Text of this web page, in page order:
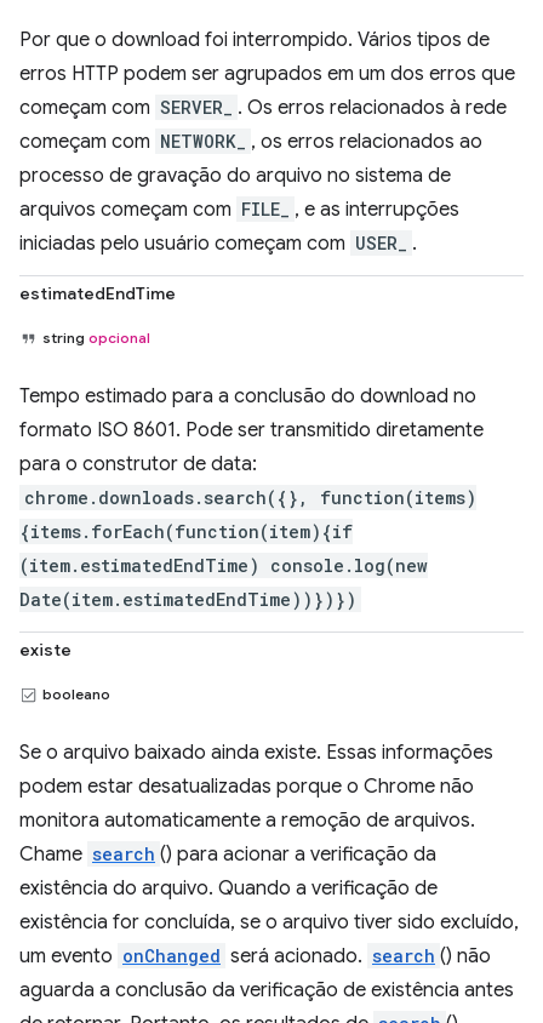
Por que o download foi interrompido. Vários tipos de
erros HTTP podem ser agrupados em um dos erros que
começam com SERVER_
. Os erros relacionados à rede
começam com NETWORK_
, os erros relacionados ao
processo de gravação do arquivo no sistema de
arquivos começam com FILE_
, e as interrupções
iniciadas pelo usuário começam com USER_ .
estimatedEndTime
string opcional
Tempo estimado para a conclusão do download no
formato ISO 8601. Pode ser transmitido diretamente
para o construtor de data:
chrome.downloads.search({}, function(items)
{items.forEach(function(item){if
(item.estimatedEndTime) console.log(new
Date(item.estimatedEndTime))})})
existe
booleano
Se o arquivo baixado ainda existe. Essas informações
podem estar desatualizadas porque o Chrome não
monitora automaticamente a remoção de arquivos.
Chame search () para acionar a verificação da
existência do arquivo. Quando a verificação de
existência for concluída, se o arquivo tiver sido excluído,
um evento onChanged será acionado. search () não
aguarda a conclusão da verificação de existência antes